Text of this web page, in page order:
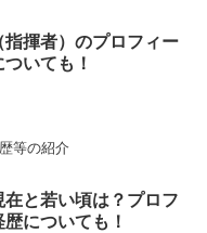
指揮者）のプロフィー
いても！
等の紹介
在と若い頃は？プロフ
についても！